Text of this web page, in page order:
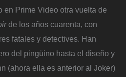
en Prime Video otra vuelta de
de los años cuarenta, con
fatales y detectives. Han
del pingüino hasta el diseño y
(ahora ella es anterior al Joker)